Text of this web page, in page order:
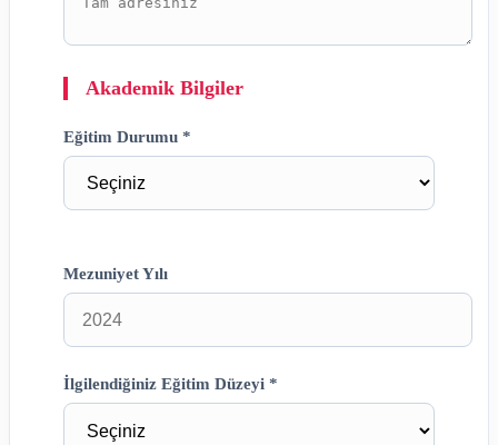
Akademik Bilgiler
Eğitim Durumu *
Mezuniyet Yılı
İlgilendiğiniz Eğitim Düzeyi *